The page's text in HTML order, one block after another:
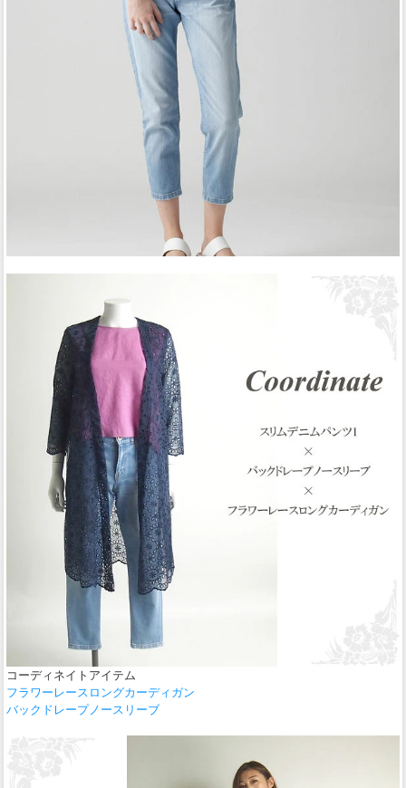
コーディネイトアイテム
フラワーレースロングカーディガン
バックドレープノースリーブ